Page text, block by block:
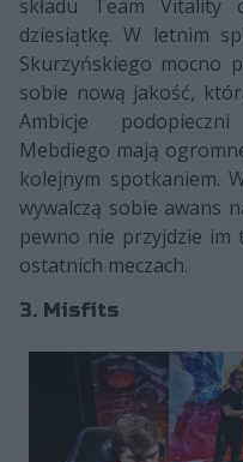
składu Team Vitality
dziesiątkę. W letnim
Skurzyńskiego mocno
sobie nową jakość,
Ambicje
Mebdiego mają
kolejnym spotkaniem.
wywalczą sobie awans
pewno nie przyjdzie im
ostatnich meczach.
3. Misfits